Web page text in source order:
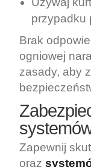
przypadku
Brak
ogniowej
zasady, aby
Zapewnij
oraz